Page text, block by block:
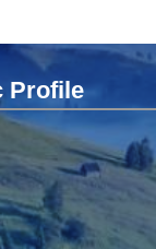
Profile